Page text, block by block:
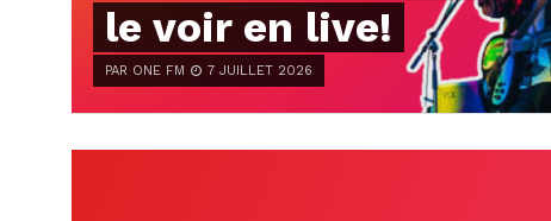
le voir en live!
PAR ONE FM 7 JUILLET 2026